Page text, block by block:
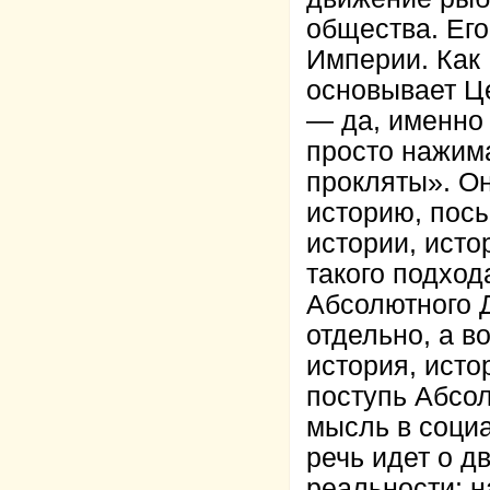
общества.
Империи. Как
основывает
— да, именно
просто
прокляты».
историю,
истории,
такого
Абсолютного
отдельно, а
история,
поступь
мысль в
речь идет о